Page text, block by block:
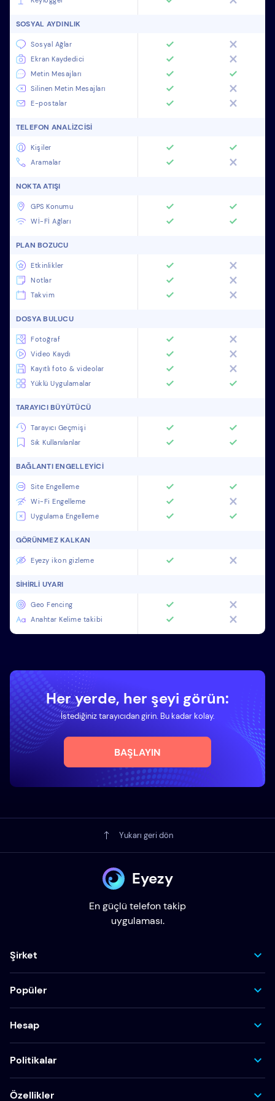
SOSYAL AYDINLIK
Sosyal Ağlar
Ekran Kaydedici
Metin Mesajları
Silinen Metin Mesajları
E-postalar
TELEFON ANALIZCISI
Kişiler
Aramalar
NOKTA ATIŞI
GPS Konumu
Wİ-Fİ Ağları
PLAN BOZUCU
Etkinlikler
Notlar
Takvim
DOSYA BULUCU
Fotoğraf
Video Kaydı
Kayıtlı foto & videolar
Yüklü Uygulamalar
TARAYICI BÜYÜTÜCÜ
Tarayıcı Geçmişi
Sık Kullanılanlar
BAĞLANTI ENGELLEYICI
Site Engelleme
Wi-Fi Engelleme
Uygulama Engelleme
GÖRÜNMEZ KALKAN
Eyezy ikon gizleme
SIHIRLI UYARI
Geo Fencing
Anahtar Kelime takibi
Her yerde, her şeyi görün:
İstediğiniz tarayıcıdan girin. Bu kadar kolay.
BAŞLAYIN
Yukarı geri dön
Eyezy
En güçlü telefon takip
uygulaması.
Şirket
Popüler
Hesap
Politikalar
Özellikler